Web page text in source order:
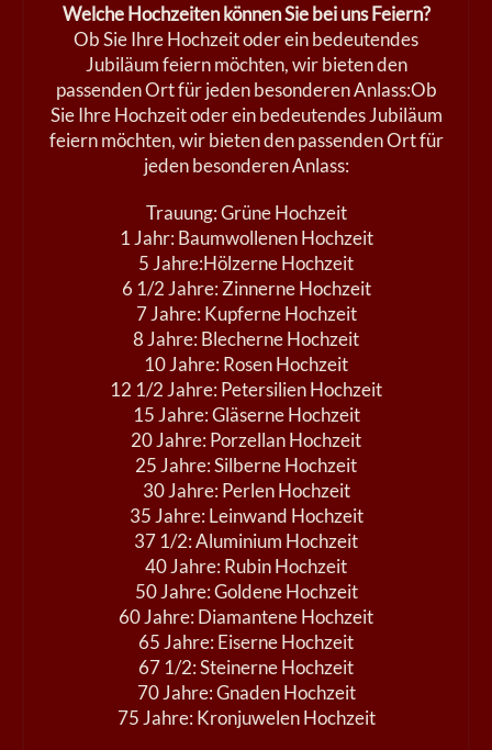
Welche Hochzeiten können Sie bei uns Feiern?
Ob Sie Ihre Hochzeit oder ein bedeutendes
Jubiläum feiern möchten, wir bieten den
passenden Ort für jeden besonderen Anlass:Ob
Sie Ihre Hochzeit oder ein bedeutendes Jubiläum
feiern möchten, wir bieten den passenden Ort für
jeden besonderen Anlass:
Trauung: Grüne Hochzeit
1 Jahr: Baumwollenen Hochzeit
5 Jahre:Hölzerne Hochzeit
6 1/2 Jahre: Zinnerne Hochzeit
7 Jahre: Kupferne Hochzeit
8 Jahre: Blecherne Hochzeit
10 Jahre: Rosen Hochzeit
12 1/2 Jahre: Petersilien Hochzeit
15 Jahre: Gläserne Hochzeit
20 Jahre: Porzellan Hochzeit
25 Jahre: Silberne Hochzeit
30 Jahre: Perlen Hochzeit
35 Jahre: Leinwand Hochzeit
37 1/2: Aluminium Hochzeit
40 Jahre: Rubin Hochzeit
50 Jahre: Goldene Hochzeit
60 Jahre: Diamantene Hochzeit
65 Jahre: Eiserne Hochzeit
67 1/2: Steinerne Hochzeit
70 Jahre: Gnaden Hochzeit
75 Jahre: Kronjuwelen Hochzeit